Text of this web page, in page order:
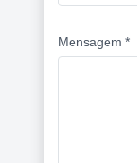
Mensagem *